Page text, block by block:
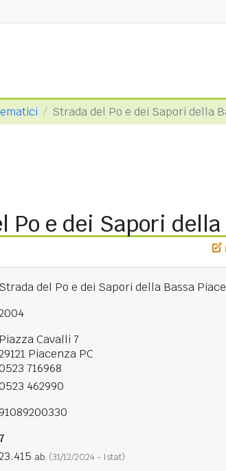
Strada del Po e dei Sapori della
Po e dei Sapori
Strada del Po e dei Sapori della Bassa
Piazza Cavalli 7
Piacenza PC
716968
462990
7
ab. (31/12/2024 - Istat)